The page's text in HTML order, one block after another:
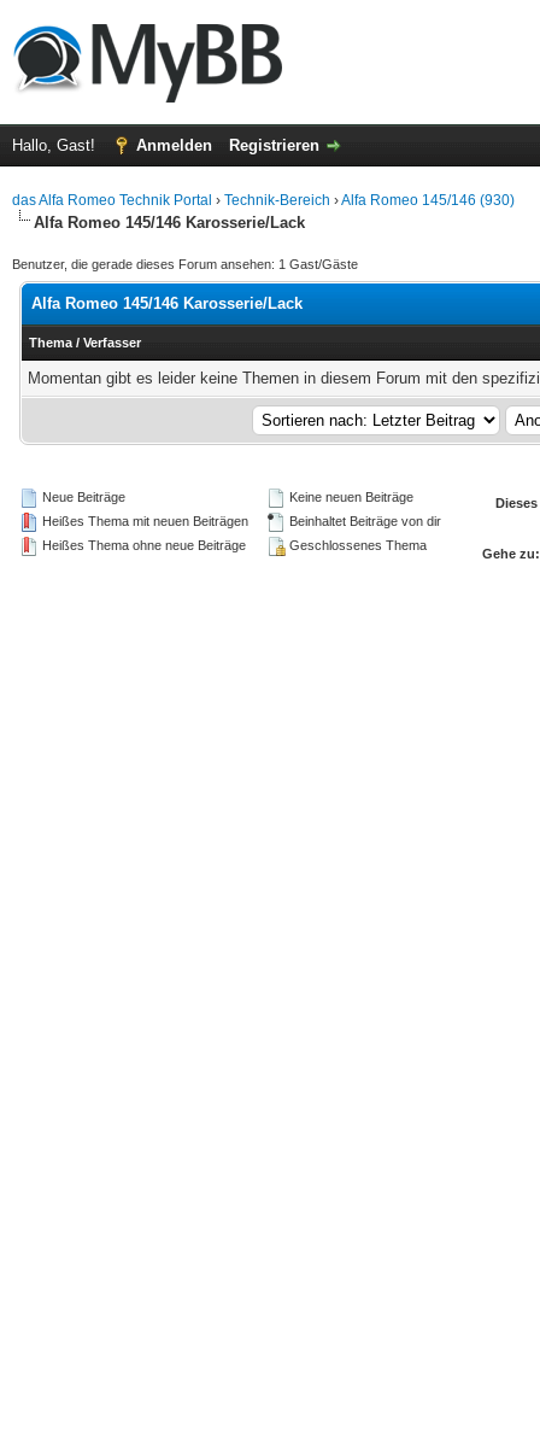
Hallo, Gast! Anmelden Registrieren
das Alfa Romeo Technik Portal › Technik-Bereich ›Alfa Romeo 145/146 (930)
Alfa Romeo 145/146 Karosserie/Lack
Benutzer, die gerade dieses Forum ansehen: 1 Gast/Gäste
Alfa Romeo 145/146 Karosserie/Lack
Thema / Verfasser
Momentan gibt es leider keine Themen in diesem Forum mit den
Neue Beiträge
Heißes Thema mit neuen Beiträgen
Heißes Thema ohne neue Beiträge
Keine neuen Beiträge
Beinhaltet Beiträge von dir
Geschlossenes Thema
Gehe zu: